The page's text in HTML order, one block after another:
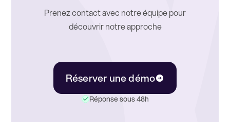
Prenez contact avec notre équipe pour
découvrir notre approche
Réserver une démo
Réponse sous 48h